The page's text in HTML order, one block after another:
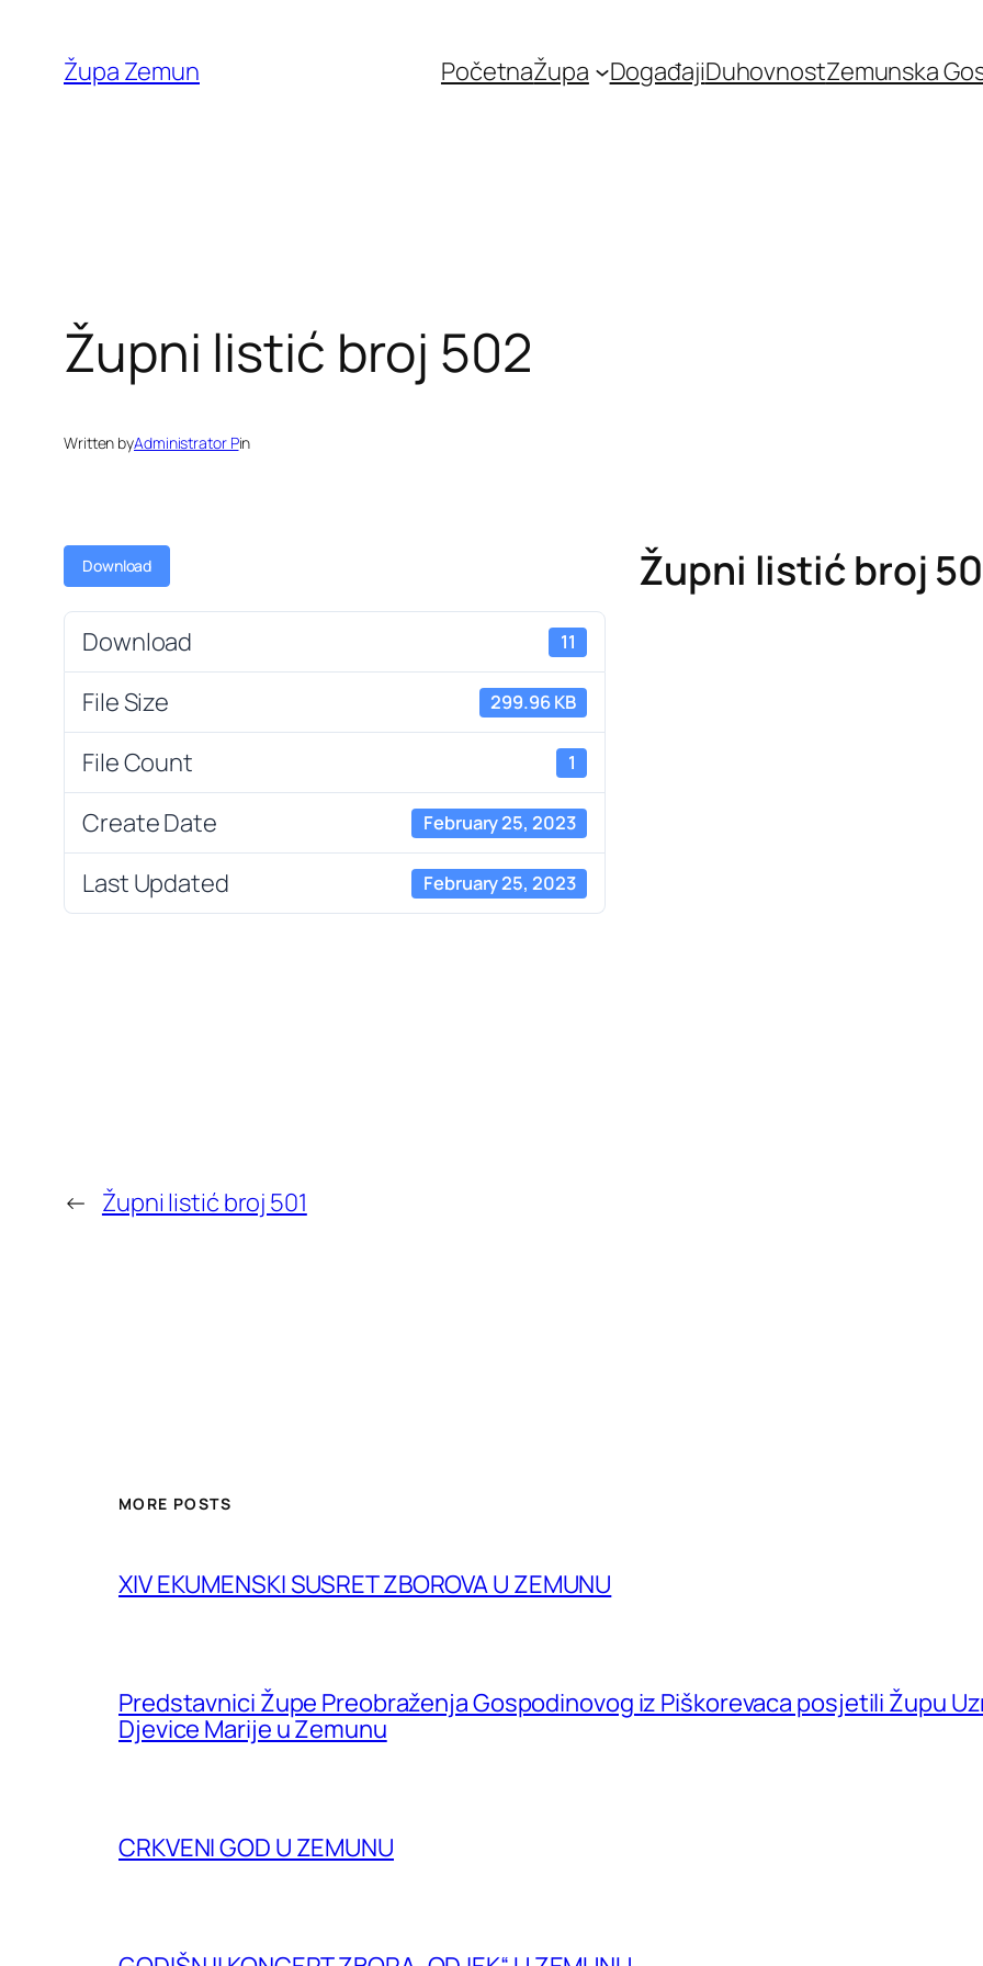
content
Župa Zemun PočetnaŽupa DogađajiDuhovnostZemunska
Župni listić broj 502
Written byAdministrator Pin
Download
Download 11
File Size 299.96 KB
File Count 1
Create Date February 25, 2023
Last Updated February 25, 2023
Župni listić broj
← Župni listić broj 501
MORE POSTS
XIV EKUMENSKI SUSRET ZBOROVA U ZEMUNU
Predstavnici Župe Preobraženja Gospodinovog iz Piškorevaca posjetili Župu
Djevice Marije u Zemunu
CRKVENI GOD U ZEMUNU